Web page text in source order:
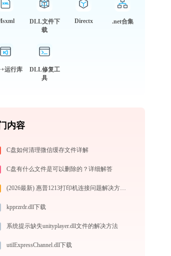
DLL文件下
载
Directx .net合集
运行库
DLL修复工
具
内容
C盘如何清理微信缓存文件详解
C盘有什么文件是可以删除的？详细解答
(2026最新) 惠普1213打印机连接问题解决方法 - 金山毒霸
kpprzrdr.dll下载
系统提示缺失unityplayer.dll文件的解决方法
utilExpressChannel.dll下载